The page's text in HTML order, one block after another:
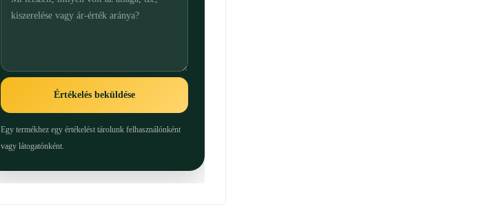
Értékelés beküldése
Egy termékhez egy értékelést tárolunk felhasználónként
vagy látogatónként.